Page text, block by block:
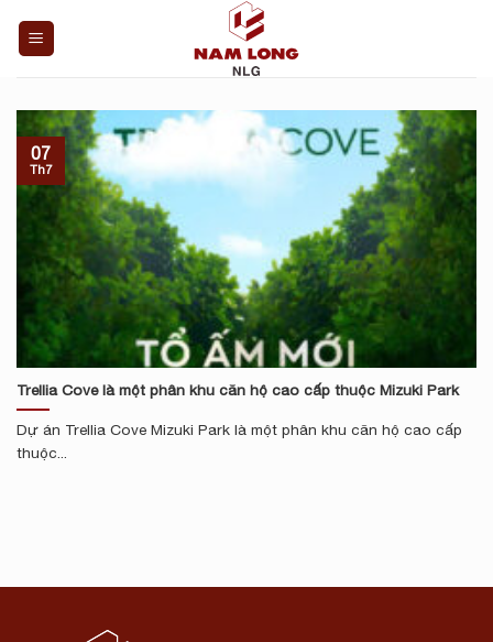
Trellia Cove là một phân khu căn hộ cao cấp thuộc Mizuki Park
Dự án Trellia Cove Mizuki Park là một phân khu căn hộ cao cấp
thuộc...
07
Th7